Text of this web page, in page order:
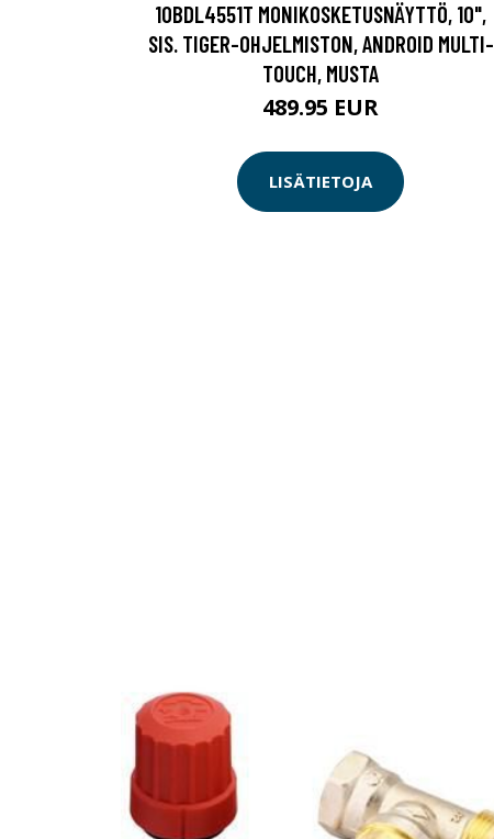
10BDL4551T MONIKOSKETUSNÄYTTÖ, 10",
SIS. TIGER-OHJELMISTON, ANDROID MULTI-
TOUCH, MUSTA
489.95 EUR
LISÄTIETOJA